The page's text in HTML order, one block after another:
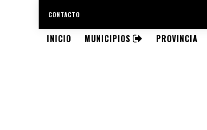
CONTACTO
INICIO MUNICIPIOS PROVINCIA